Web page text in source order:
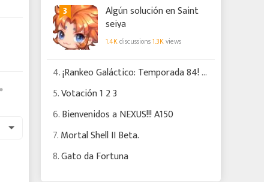
3
Algún solución en Saint
seiya
1.4Kdiscussions1.3Kviews
4.¡Rankeo Galáctico: Temporada 84! Eris RC pisa fuerte mientras cambia el meta
5.Votación 1 2 3
6.Bienvenidos a NEXUS!!! A150
7.Mortal Shell II Beta.
8.Gato da Fortuna